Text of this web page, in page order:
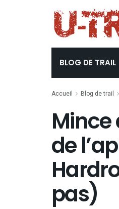
BLOG DE TRAIL
Accueil Blog de trail
Mince
de
pas)